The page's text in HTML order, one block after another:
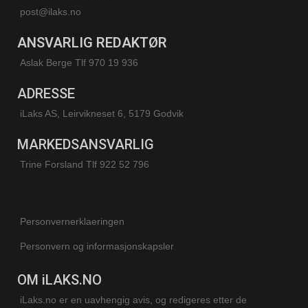
post@ilaks.no
ANSVARLIG REDAKTØR
Aslak Berge Tlf 970 19 936
ADRESSE
iLaks AS, Leirvikneset 6, 5179 Godvik
MARKEDSANSVARLIG
Trine Forsland Tlf 922 52 796
Personvernerklaeringen
Personvern og informasjonskapsler
OM iLAKS.NO
iLaks.no er en uavhengig avis, og redigeres etter de